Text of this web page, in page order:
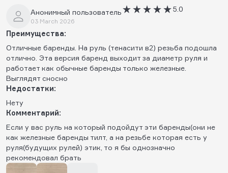
Анонимный пользователь
03 March 2026
5.0
Преимущества:
Отличные баренды. На руль (тенасити в2) резьба подошла
отлично. Эта версия баренд выходит за диаметр руля и
работает как обычные баренды только железные.
Выглядят сносно
Недостатки:
Нету
Комментарий:
Если у вас руль на который подойдут эти баренды(они не
как железные баренды тилт, а на резьбе которая есть у
руля(будущих рулей) этик, то я бы однозначно
рекомендовал брать